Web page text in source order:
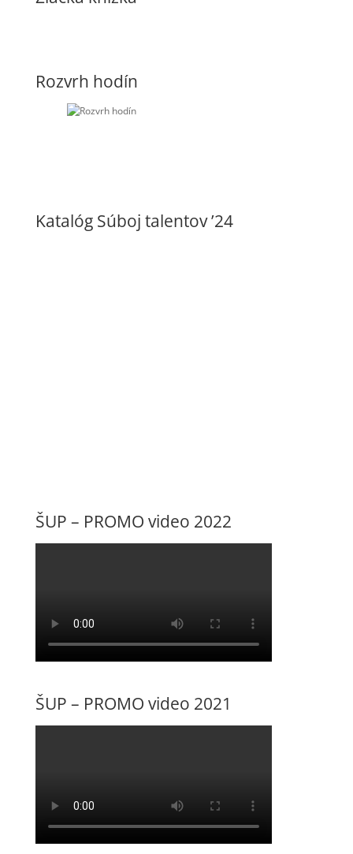
Rozvrh hodín
Katalóg Súboj talentov ’24
ŠUP – PROMO video 2022
ŠUP – PROMO video 2021